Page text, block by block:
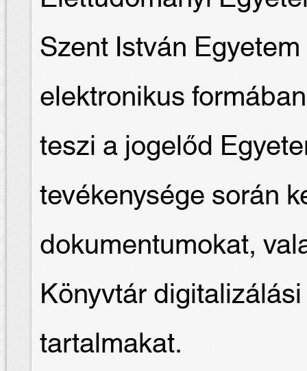
Szent István
elektronikus
teszi a jogelőd
tevékenysége során
dokumentumokat,
Könyvtár
tartalmakat.